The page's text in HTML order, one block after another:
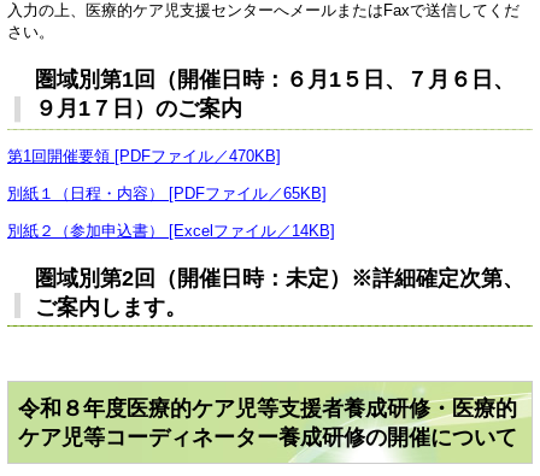
入力の上、医療的ケア児支援センターへメールまたはFaxで送信してくだ
さい。
圏域別第1回（開催日時：６月1５日、７月６日、
９月1７日）のご案内
第1回開催要領 [PDFファイル／470KB]
別紙１（日程・内容） [PDFファイル／65KB]
別紙２（参加申込書） [Excelファイル／14KB]
圏域別第2回（開催日時：未定）※詳細確定次第、
ご案内します。
令和８年度医療的ケア児等支援者養成研修・医療的
ケア児等コーディネーター養成研修の開催について